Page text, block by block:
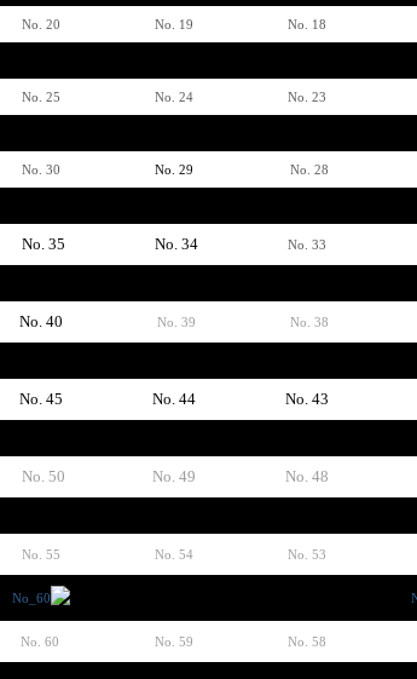
No. 18
No. 19
No. 20
No. 23
No. 24
No. 25
No. 28
No. 29
No. 30
No. 34
No. 35
No. 38
No. 39
No. 40
No. 43
No. 44
No. 45
No. 48
No. 49
No. 50
No. 53
No. 54
No. 55
No. 58
No. 59